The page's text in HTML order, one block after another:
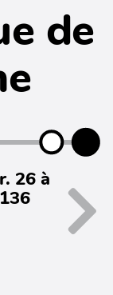
de
26 à